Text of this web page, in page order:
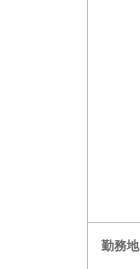
勤務地